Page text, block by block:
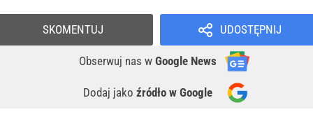
UDOSTĘPNIJ
Obserwuj nas w Google News
Dodaj jako źródło w Google
SKOMENTUJ